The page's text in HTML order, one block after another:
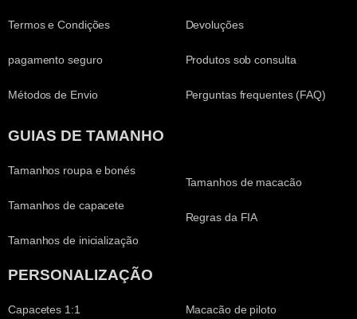
Termos e Condições
pagamento seguro
Métodos de Envio
Devoluções
Produtos sob consulta
Perguntas frequentes (FAQ)
GUIAS DE TAMANHO
Tamanhos roupa e bonés
Tamanhos de capacete
Tamanhos de inicialização
Tamanhos de macacão
Regras da FIA
PERSONALIZAÇÃO
Capacetes 1:1 Macacão de piloto